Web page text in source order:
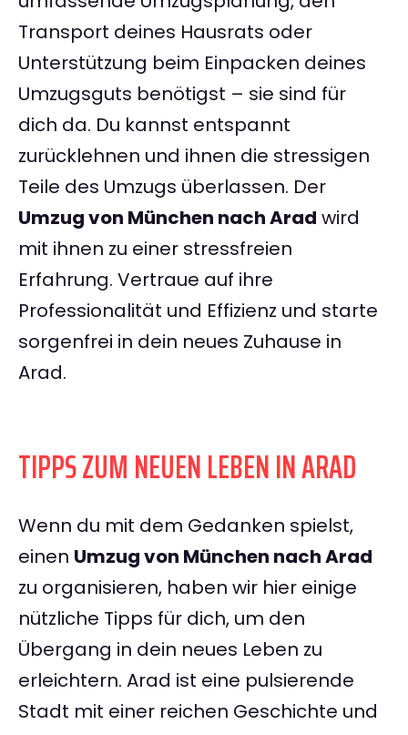
Transport deines Hausrats oder
Unterstützung beim Einpacken deines
Umzugsguts benötigst – sie sind für
dich da. Du kannst entspannt
zurücklehnen und ihnen die stressigen
Teile des Umzugs überlassen. Der
Umzug von München nach Arad wird
mit ihnen zu einer stressfreien
Erfahrung. Vertraue auf ihre
Professionalität und Effizienz und starte
sorgenfrei in dein neues Zuhause in
Arad.
TIPPS ZUM NEUEN LEBEN IN ARAD
Wenn du mit dem Gedanken spielst,
einen Umzug von München nach Arad
zu organisieren, haben wir hier einige
nützliche Tipps für dich, um den
Übergang in dein neues Leben zu
erleichtern. Arad ist eine pulsierende
Stadt mit einer reichen Geschichte und